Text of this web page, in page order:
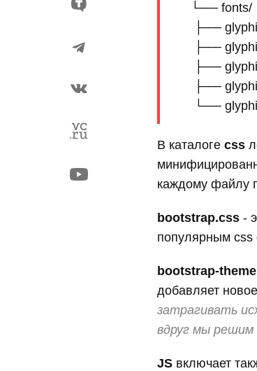
    └── fonts/
├──
├──
├──
├──
В каталоге css
каждому файлу
bootstrap.css -
популярным
bootstrap-
добавляет
затрагивать
вдруг мы решим
JS включает